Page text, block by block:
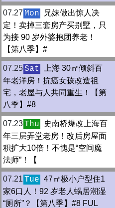
07.27 Mon
兄妹做出惊人决
定！卖掉三套房产买别墅，只
为接 90 岁外婆抱团养老！
【第八季】#
07.25Sat
上海 30㎡倾斜百
年老洋房！抗癌女孩改造祖
宅，老屋与人共同重生！【第
八季】#8
07.23Thu
史南桥爆改上海百
年三层弄堂老房！改后房屋面
积扩大10倍！不愧是“空间魔
法师”！【
07.21 Tue 47㎡极小户型住1
家6口人！92 岁老人蜗居潮湿
“厕所”？【第八季】#8 FUL